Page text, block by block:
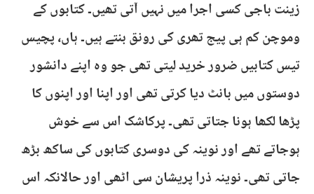
زینت باجی کسی اجرا میں نہیں آتی تھیں۔ کتابوں کے
وموچن کم ہی پیج تھری کی رونق بنتے ہیں۔ ہاں، پچیس
تیس کتابیں ضرور خرید لیتی تھی جو وہ اپنے دانشور
دوستوں میں بانٹ دیا کرتی تھی اور اپنا اور اپنوں کا
پڑھا لکھا ہونا جتاتی تھی۔ پرکاشک اس سے خوش
ہوجاتے تھے اور نوینہ کی دوسری کتابوں کی ساکھ بڑھ
جاتی تھی۔ نوینہ ذرا پریشان سی اٹھی اور حالانکہ اس